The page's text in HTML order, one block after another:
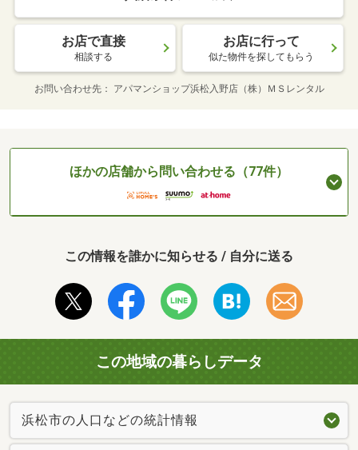
お店で直接
相談する
お店に行って
似た物件を探してもらう
お問い合わせ先 アパマンショップ浜松入野店（株）ＭＳレンタル
ほかの店舗から問い合わせる（77件）
この情報を誰かに知らせる / 自分に送る
この地域の暮らしデータ
浜松市の人口などの統計情報